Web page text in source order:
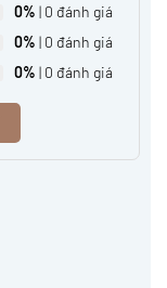
0% | 0 đánh giá
0% | 0 đánh giá
0% | 0 đánh giá